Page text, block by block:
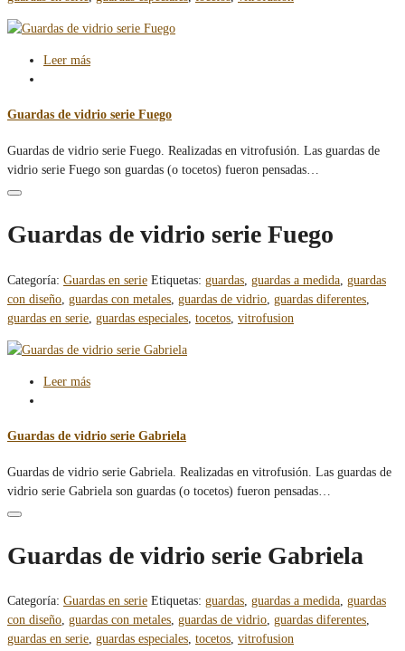
Leer más
Guardas de vidrio serie Fuego
Guardas de vidrio serie Fuego. Realizadas en vitrofusión. Las guardas de
vidrio serie Fuego son guardas (o tocetos) fueron pensadas…
Guardas de vidrio serie Fuego
Categoría: Guardas en serie Etiquetas: guardas guardas a medida guardas
con diseño guardas con metales guardas de vidrio guardas diferentes
guardas en serie guardas especiales tocetos vitrofusion
Leer más
Guardas de vidrio serie Gabriela
Guardas de vidrio serie Gabriela. Realizadas en vitrofusión. Las guardas de
vidrio serie Gabriela son guardas (o tocetos) fueron pensadas…
Guardas de vidrio serie Gabriela
Categoría: Guardas en serie Etiquetas: guardas, guardas a medida, guardas
con diseño, guardas con metales, guardas de vidrio, guardas diferentes,
guardas en serie, guardas especiales, tocetos, vitrofusion